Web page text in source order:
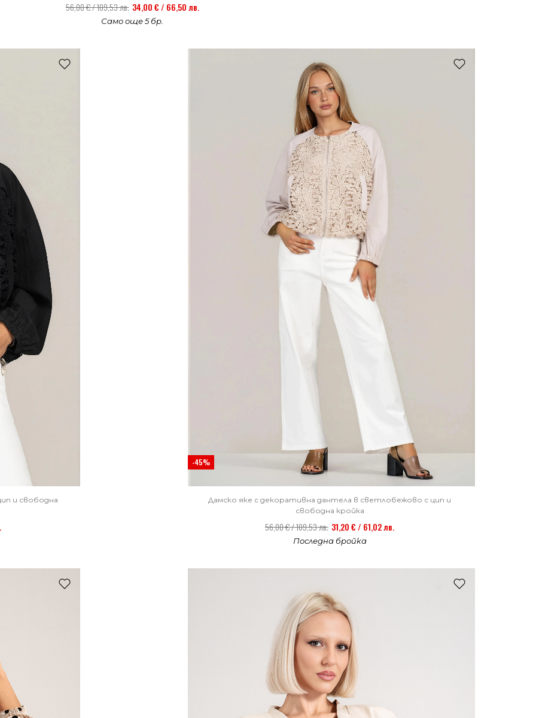
56,00 € / 109,53 лв. 34,00 € / 66,50 лв.
Само още 5 бр.
и свободна
-45%
Дамско яке с декоративна дантела в светлобежово с цип и
свободна кройка
56,00 € / 109,53 лв. 31,20 € / 61,02 лв.
Последна бройка